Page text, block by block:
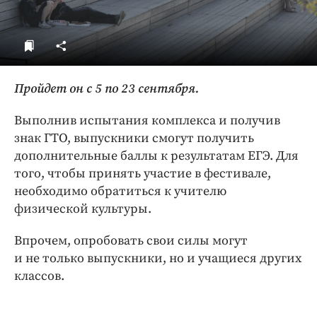
Пройдет он с 5 по 23 сентября.
Выполнив испытания комплекса и получив
знак ГТО, выпускники смогут получить
дополнительные баллы к результатам ЕГЭ. Для
того, чтобы принять участие в фестивале,
необходимо обратиться к учителю
физической культуры.
Впрочем, опробовать свои силы могут
и не только выпускники, но и учащиеся других
классов.